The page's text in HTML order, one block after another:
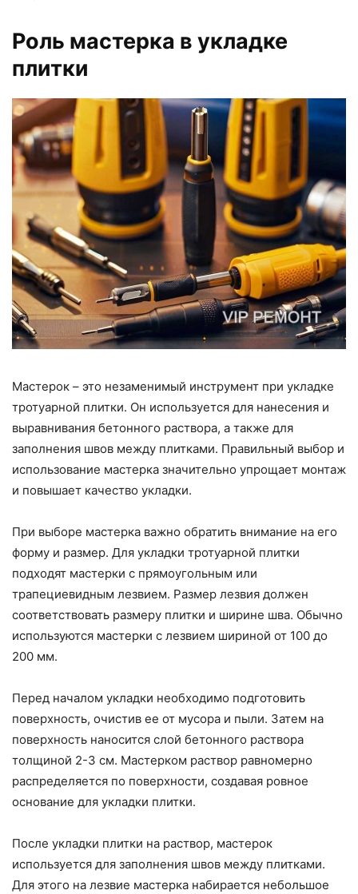
Роль мастерка в укладке
плитки
Мастерок – это незаменимый инструмент при укладке
тротуарной плитки. Он используется для нанесения и
выравнивания бетонного раствора, а также для
заполнения швов между плитками. Правильный выбор и
использование мастерка значительно упрощает монтаж
и повышает качество укладки.
При выборе мастерка важно обратить внимание на его
форму и размер. Для укладки тротуарной плитки
подходят мастерки с прямоугольным или
трапециевидным лезвием. Размер лезвия должен
соответствовать размеру плитки и ширине шва. Обычно
используются мастерки с лезвием шириной от 100 до
200 мм.
Перед началом укладки необходимо подготовить
поверхность, очистив ее от мусора и пыли. Затем на
поверхность наносится слой бетонного раствора
толщиной 2-3 см. Мастерком раствор равномерно
распределяется по поверхности, создавая ровное
основание для укладки плитки.
После укладки плитки на раствор, мастерок
используется для заполнения швов между плитками.
Для этого на лезвие мастерка набирается небольшое